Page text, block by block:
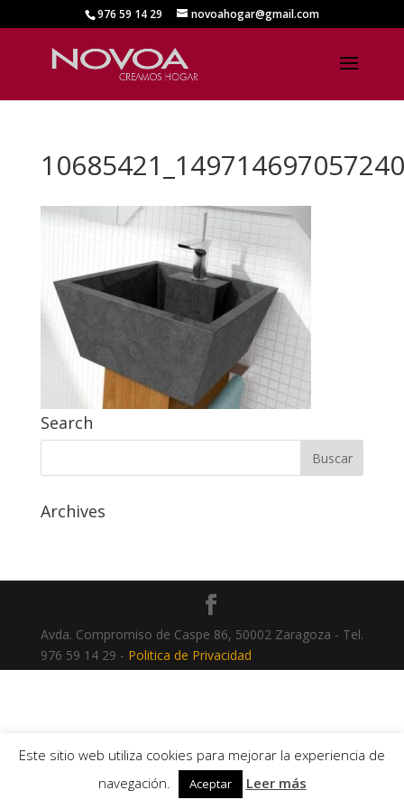
976 59 14 29 novoahogar@gmail.com
Search
Archives
Avda. Compromiso de Caspe 86, 50002 Zaragoza - Tel.
976 59 14 29 - Politica de Privacidad
Este sitio web utiliza cookies para mejorar la experiencia de
navegación.
Aceptar Leer más